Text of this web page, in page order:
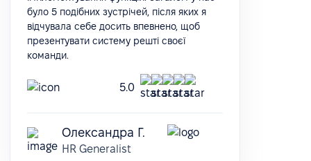
було 5 подібних зустрічей, після яких я
відчувала себе досить впевнено, щоб
презентувати систему решті своєї
команди.
5.0
Олександра Г.
HR Generalist